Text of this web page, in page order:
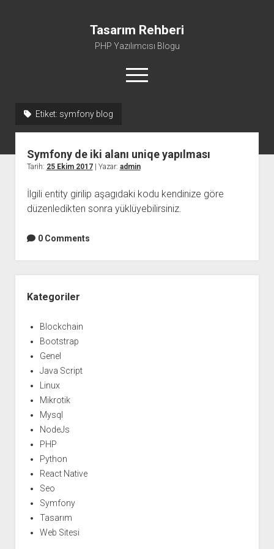
Tasarım Rehberi
PHP Yazılımcısı Blogu
menüyü
aç
Etiket: symfony blog
Symfony de iki alanı uniqe yapılması
Tarih: 25 Ekim 2017| Yazar: admin
İlgili entity girilip aşagıdaki kodu kendinize göre
düzenledikten sonra yüklüyebilirsiniz.
0 Comments
Menü
Kategoriler
Blockchain
Bootstrap
Genel
Java Script
Linux
Mikrotik
Mysql
NodeJs
PHP
Python
React Native
Seo
Symfony
Tasarım
Web Sitesi